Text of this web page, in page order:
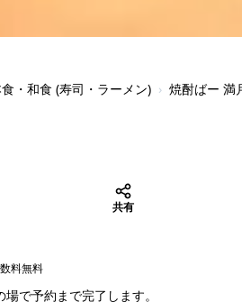
食・和食 (寿司・ラーメン) › 焼酎ばー 満
共有
料無料
で予約まで完了します。